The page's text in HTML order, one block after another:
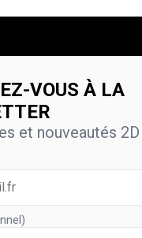
VOUS À LA
et nouveautés 2D